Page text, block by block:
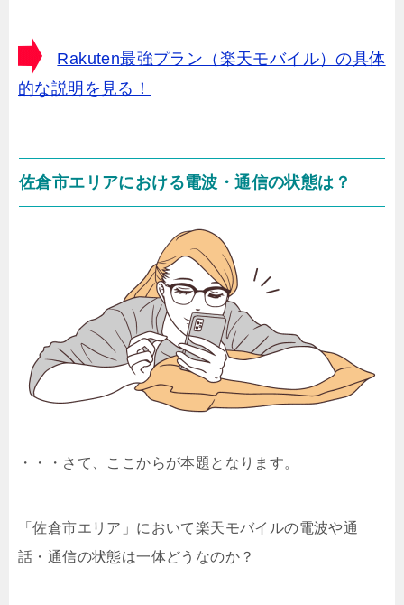
Rakuten最強プラン（楽天モバイル）の具体
的な説明を見る！
佐倉市エリアにおける電波・通信の状態は？
・・・さて、ここからが本題となります。
「佐倉市エリア」において楽天モバイルの電波や通
話・通信の状態は一体どうなのか？